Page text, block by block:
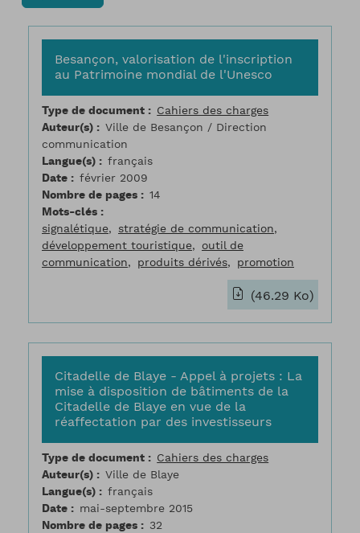
Besançon, valorisation de l'inscription
au Patrimoine mondial de l'Unesco
Type de document
Cahiers des charges
Auteur(s)
Ville de Besançon / Direction
communication
Langue(s)
français
Date
février 2009
Nombre de pages
14
Mots-clés
signalétique
stratégie de communication
développement touristique
outil de
communication
produits dérivés promotion
(46.29 Ko)
Citadelle de Blaye - Appel à projets : La
mise à disposition de bâtiments de la
Citadelle de Blaye en vue de la
réaffectation par des investisseurs
Type de document
Cahiers des charges
Auteur(s)
Ville de Blaye
Langue(s)
français
Date
mai-septembre 2015
Nombre de pages
32